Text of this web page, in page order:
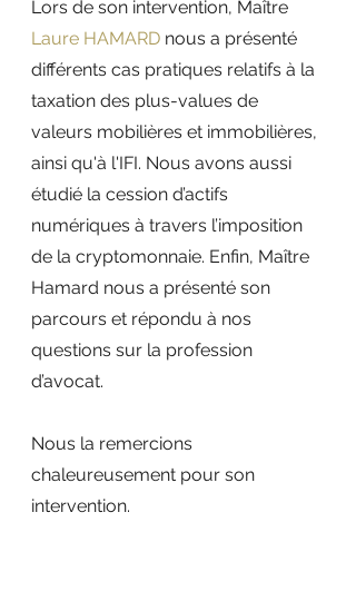
Lors de son intervention, Maître
Laure HAMARD nous a présenté
différents cas pratiques relatifs à la
taxation des plus-values de
valeurs mobilières et immobilières,
ainsi qu'à l'IFI. Nous avons aussi
étudié la cession d’actifs
numériques à travers l’imposition
de la cryptomonnaie. Enfin, Maître
Hamard nous a présenté son
parcours et répondu à nos
questions sur la profession
d’avocat.
Nous la remercions
chaleureusement pour son
intervention.